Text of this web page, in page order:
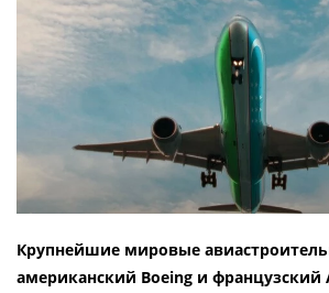
Крупнейшие мировые
американский Boeing и французский